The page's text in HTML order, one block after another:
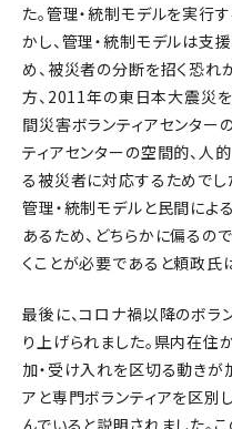
た。管理・統制モデルを実行
かし、管理・統制モデルは
め、被災者の分断を招く恐れ
方、2011年の東日本大震災
間災害ボランティアセンター
ティアセンターの空間的、人
る被災者に対応するためで
管理・統制モデルと民間によ
あるため、どちらかに偏るの
くことが必要であると頼政氏
最後に、コロナ禍以降のボラ
り上げられました。県内在住
加・受け入れを区切る動きが
アと専門ボランティアを区別